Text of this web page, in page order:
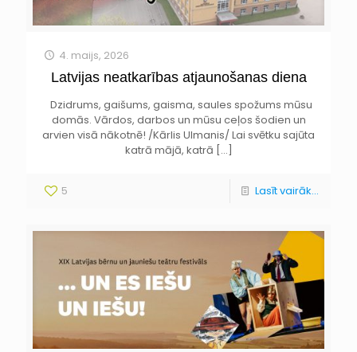
4. maijs, 2026
Latvijas neatkarības atjaunošanas diena
Dzidrums, gaišums, gaisma, saules spožums mūsu
domās. Vārdos, darbos un mūsu ceļos šodien un
arvien visā nākotnē! /Kārlis Ulmanis/ Lai svētku sajūta
katrā mājā, katrā […]
5 Lasīt vairāk...